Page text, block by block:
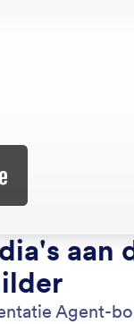
Agent-